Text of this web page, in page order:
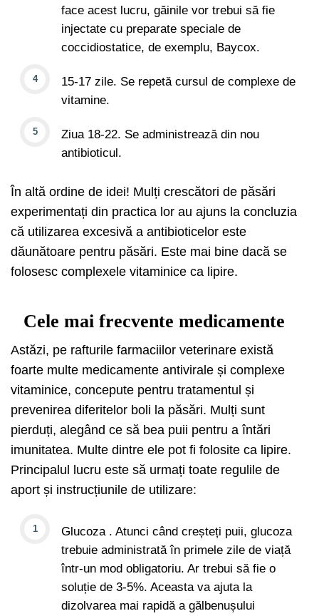
face acest lucru, găinile vor trebui să fie
injectate cu preparate speciale de
coccidiostatice, de exemplu, Baycox.
15-17 zile. Se repetă cursul de complexe de
vitamine.
Ziua 18-22. Se administrează din nou
antibioticul.
În altă ordine de idei! Mulți crescători de păsări
experimentați din practica lor au ajuns la concluzia
că utilizarea excesivă a antibioticelor este
dăunătoare pentru păsări. Este mai bine dacă se
folosesc complexele vitaminice ca lipire.
Cele mai frecvente medicamente
Astăzi, pe rafturile farmaciilor veterinare există
foarte multe medicamente antivirale și complexe
vitaminice, concepute pentru tratamentul și
prevenirea diferitelor boli la păsări. Mulți sunt
pierduți, alegând ce să bea puii pentru a întări
imunitatea. Multe dintre ele pot fi folosite ca lipire.
Principalul lucru este să urmați toate regulile de
aport și instrucțiunile de utilizare:
Glucoza . Atunci când creșteți puii, glucoza
trebuie administrată în primele zile de viață
într-un mod obligatoriu. Ar trebui să fie o
soluție de 3-5%. Aceasta va ajuta la
dizolvarea mai rapidă a gălbenușului